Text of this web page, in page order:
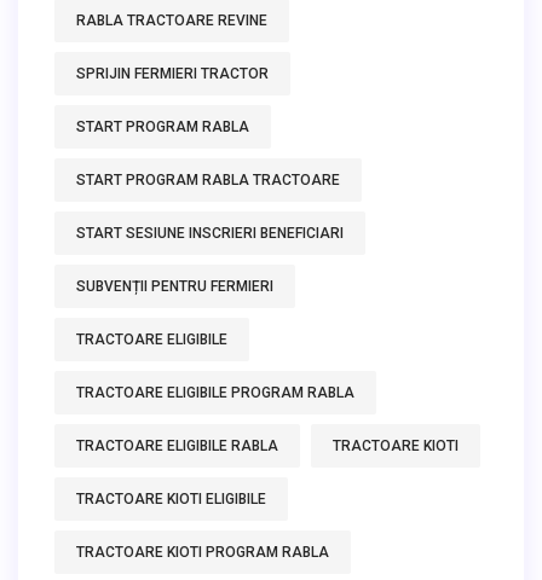
RABLA TRACTOARE REVINE
SPRIJIN FERMIERI TRACTOR
START PROGRAM RABLA
START PROGRAM RABLA TRACTOARE
START SESIUNE INSCRIERI BENEFICIARI
SUBVENȚII PENTRU FERMIERI
TRACTOARE ELIGIBILE
TRACTOARE ELIGIBILE PROGRAM RABLA
TRACTOARE ELIGIBILE RABLA TRACTOARE KIOTI
TRACTOARE KIOTI ELIGIBILE
TRACTOARE KIOTI PROGRAM RABLA